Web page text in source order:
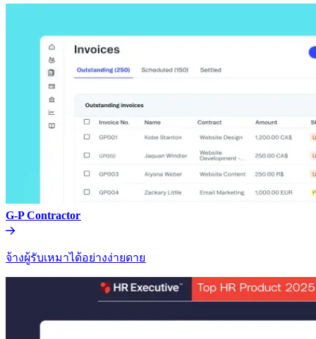
G-P Contractor​​
จ้างผู้รับเหมาได้อย่างง่ายดาย​​